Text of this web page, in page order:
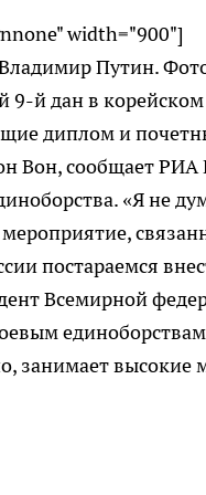
width="900"]
Путин.
й дан в
диплом и
Вон, сообщает РИА
«Я не
постараемся
Всемирной
занимает высокие